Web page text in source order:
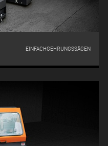
EINFACHGEHRUNGSSÄGEN